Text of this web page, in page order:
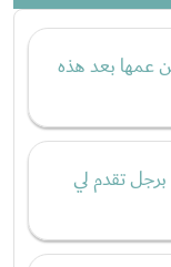
عمها بعد هذه
برجل تقدم لي